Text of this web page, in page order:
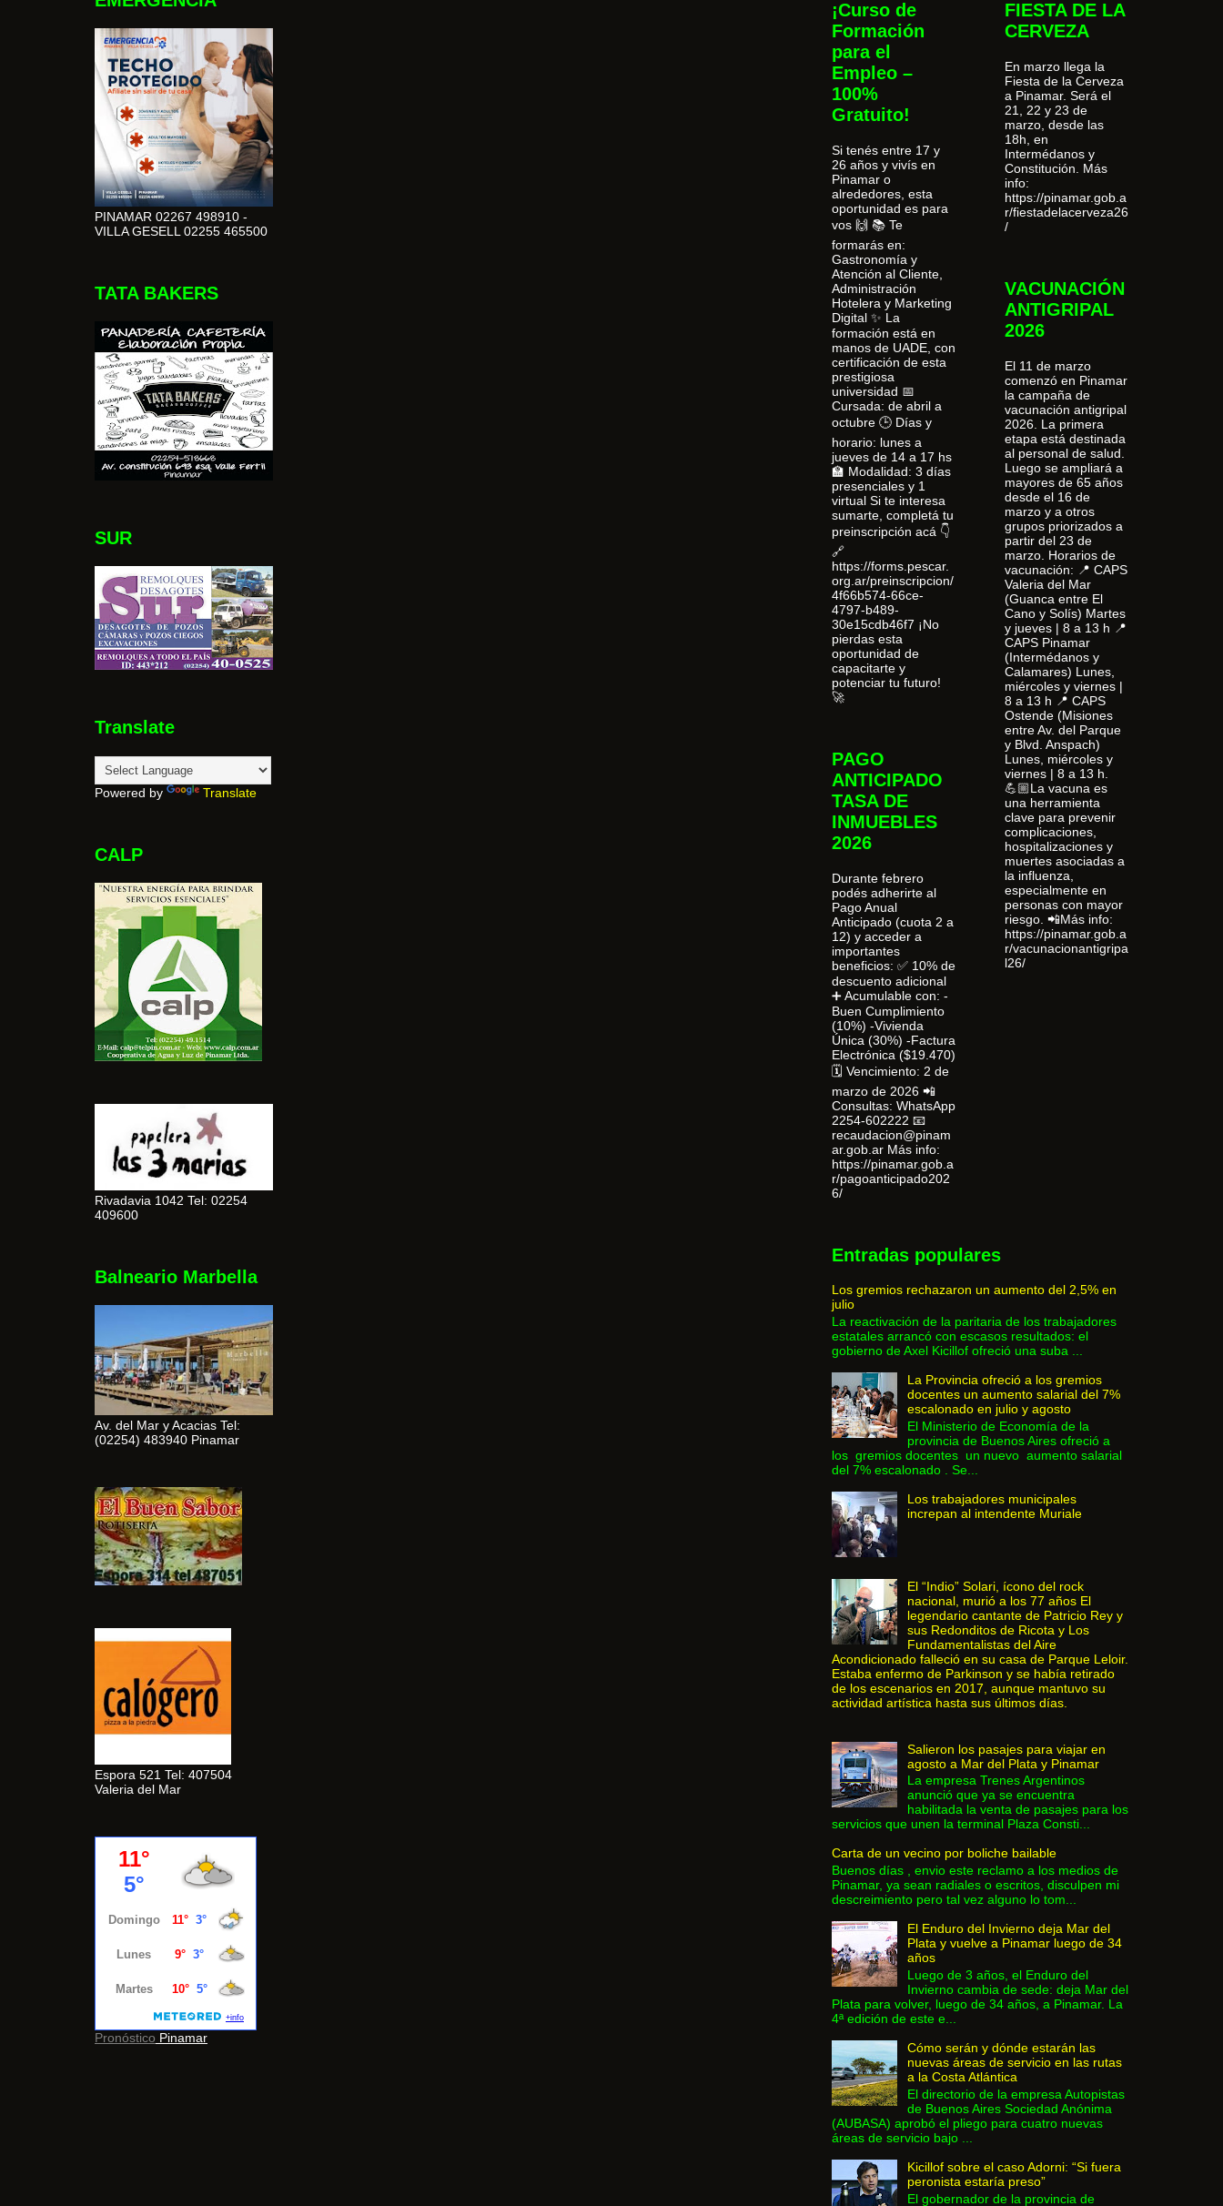
PINAMAR 02267 498910 -
VILLA GESELL 02255 465500
TATA BAKERS
SUR
Translate
Powered by Translate
CALP
Rivadavia 1042 Tel: 02254
409600
Balneario Marbella
Av. del Mar y Acacias Tel:
(02254) 483940 Pinamar
Espora 521 Tel: 407504
Valeria del Mar
Pronóstico Pinamar
¡Curso de
Formación
para el
Empleo –
100%
Gratuito!
Si tenés entre 17 y
26 años y vivís en
Pinamar o
alrededores, esta
oportunidad es para
vos 🙌 📚 Te
formarás en:
Gastronomía y
Atención al Cliente,
Administración
Hotelera y Marketing
Digital ✨ La
formación está en
manos de UADE, con
certificación de esta
prestigiosa
universidad 📅
Cursada: de abril a
octubre 🕒 Días y
horario: lunes a
jueves de 14 a 17 hs
🏫 Modalidad: 3 días
presenciales y 1
virtual Si te interesa
sumarte, completá tu
preinscripción acá 👇
🔗
https://forms.pescar.
org.ar/preinscripcion/
4f66b574-66ce-
4797-b489-
30e15cdb46f7 ¡No
pierdas esta
oportunidad de
capacitarte y
potenciar tu futuro!
🚀
PAGO
ANTICIPADO
TASA DE
INMUEBLES
2026
Durante febrero
podés adherirte al
Pago Anual
Anticipado (cuota 2 a
12) y acceder a
importantes
beneficios: ✅ 10% de
descuento adicional
➕ Acumulable con: -
Buen Cumplimiento
(10%) -Vivienda
Única (30%) -Factura
Electrónica ($19.470)
🗓 Vencimiento: 2 de
marzo de 2026 📲
Consultas: WhatsApp
2254-602222 📧
recaudacion@pinam
ar.gob.ar Más info:
https://pinamar.gob.a
r/pagoanticipado202
6/
FIESTA DE LA
CERVEZA
En marzo llega la
Fiesta de la Cerveza
a Pinamar. Será el
21, 22 y 23 de
marzo, desde las
18h, en
Intermédanos y
Constitución. Más
info:
https://pinamar.gob.a
r/fiestadelacerveza26
/
VACUNACIÓN
ANTIGRIPAL
2026
El 11 de marzo
comenzó en Pinamar
la campaña de
vacunación antigripal
2026. La primera
etapa está destinada
al personal de salud.
Luego se ampliará a
mayores de 65 años
desde el 16 de
marzo y a otros
grupos priorizados a
partir del 23 de
marzo. Horarios de
vacunación: 📍 CAPS
Valeria del Mar
(Guanca entre El
Cano y Solís) Martes
y jueves | 8 a 13 h 📍
CAPS Pinamar
(Intermédanos y
Calamares) Lunes,
miércoles y viernes |
8 a 13 h 📍 CAPS
Ostende (Misiones
entre Av. del Parque
y Blvd. Anspach)
Lunes, miércoles y
viernes | 8 a 13 h.
💪🏼La vacuna es
una herramienta
clave para prevenir
complicaciones,
hospitalizaciones y
muertes asociadas a
la influenza,
especialmente en
personas con mayor
riesgo. 📲Más info:
https://pinamar.gob.a
r/vacunacionantigripa
l26/
Entradas populares
Los gremios rechazaron un aumento del 2,5% en
julio
La reactivación de la paritaria de los trabajadores
estatales arrancó con escasos resultados: el
gobierno de Axel Kicillof ofreció una suba ...
La Provincia ofreció a los gremios
docentes un aumento salarial del 7%
escalonado en julio y agosto
El Ministerio de Economía de la
provincia de Buenos Aires ofreció a
los gremios docentes un nuevo aumento salarial
del 7% escalonado . Se...
Los trabajadores municipales
increpan al intendente Muriale
El “Indio” Solari, ícono del rock
nacional, murió a los 77 años El
legendario cantante de Patricio Rey y
sus Redonditos de Ricota y Los
Fundamentalistas del Aire
Acondicionado falleció en su casa de Parque Leloir.
Estaba enfermo de Parkinson y se había retirado
de los escenarios en 2017, aunque mantuvo su
actividad artística hasta sus últimos días.
Salieron los pasajes para viajar en
agosto a Mar del Plata y Pinamar
La empresa Trenes Argentinos
anunció que ya se encuentra
habilitada la venta de pasajes para los
servicios que unen la terminal Plaza Consti...
Carta de un vecino por boliche bailable
Buenos días , envio este reclamo a los medios de
Pinamar, ya sean radiales o escritos, disculpen mi
descreimiento pero tal vez alguno lo tom...
El Enduro del Invierno deja Mar del
Plata y vuelve a Pinamar luego de 34
años
Luego de 3 años, el Enduro del
Invierno cambia de sede: deja Mar del
Plata para volver, luego de 34 años, a Pinamar. La
4ª edición de este e...
Cómo serán y dónde estarán las
nuevas áreas de servicio en las rutas
a la Costa Atlántica
El directorio de la empresa Autopistas
de Buenos Aires Sociedad Anónima
(AUBASA) aprobó el pliego para cuatro nuevas
áreas de servicio bajo ...
Kicillof sobre el caso Adorni: “Si fuera
peronista estaría preso”
El gobernador de la provincia de